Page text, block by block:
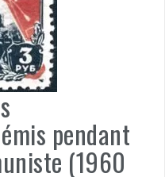
pendant
(1960